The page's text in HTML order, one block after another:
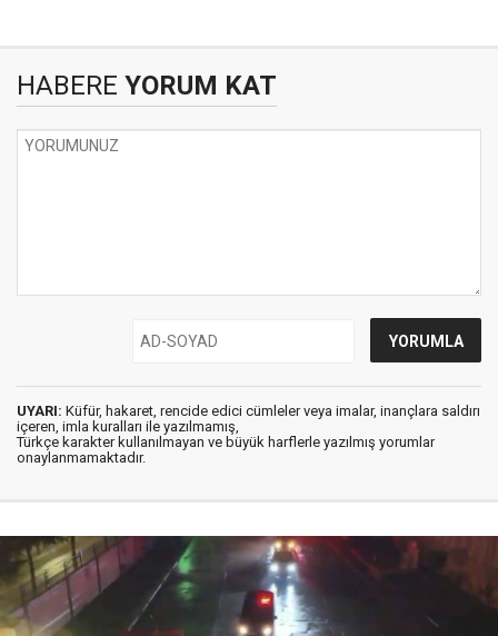
HABERE YORUM KAT
UYARI: Küfür, hakaret, rencide edici cümleler veya imalar, inançlara saldırı
içeren, imla kuralları ile yazılmamış,
Türkçe karakter kullanılmayan ve büyük harflerle yazılmış yorumlar
onaylanmamaktadır.